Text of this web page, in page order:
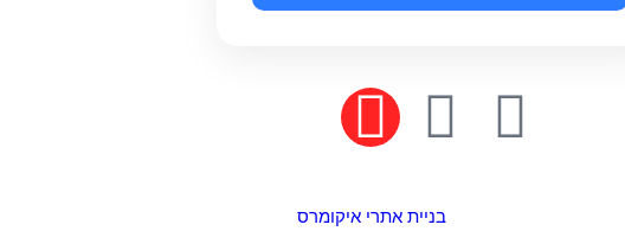
בניית אתרי איקומרס